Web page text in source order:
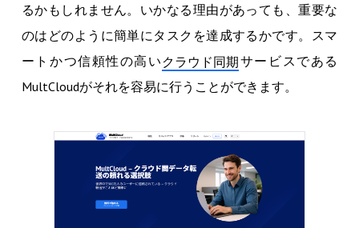
るかもしれません。いかなる理由があっても、重要な
のはどのように簡単にタスクを達成するかです。スマ
ートかつ信頼性の高い クラウド同期サービスである
MultCloudがそれを容易に行うことができます。